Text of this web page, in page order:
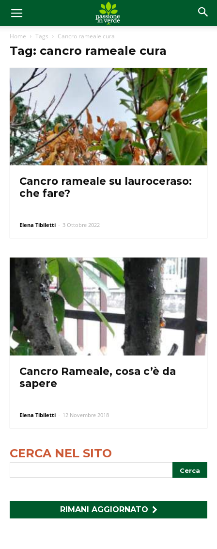
Home Tags Cancro rameale cura
Tag: cancro rameale cura
Cancro rameale su lauroceraso:
che fare?
Elena Tibiletti - 3 Ottobre 2022
Cancro Rameale, cosa c’è da
sapere
Elena Tibiletti - 12 Novembre 2018
CERCA NEL SITO
RIMANI AGGIORNATO